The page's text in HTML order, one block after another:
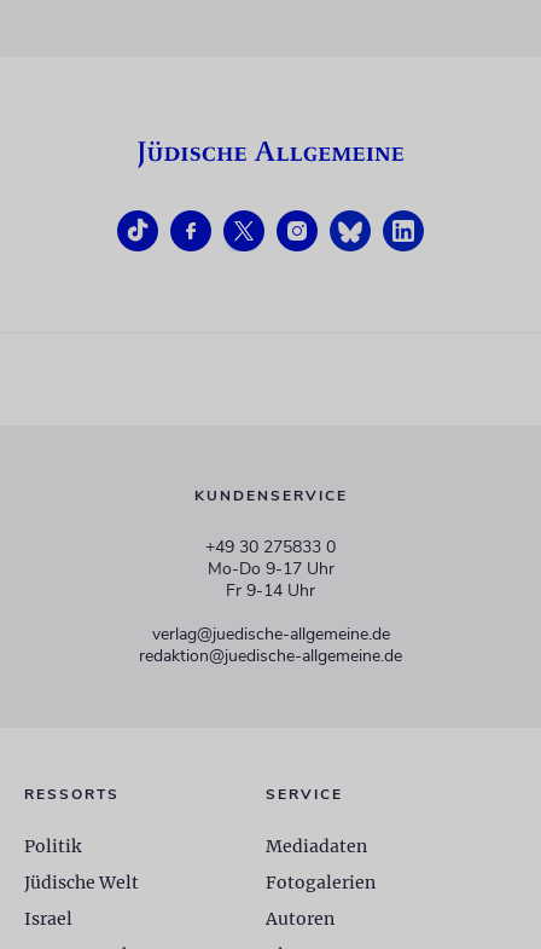
KUNDENSERVICE
+49 30 275833 0
Mo-Do 9-17 Uhr
Fr 9-14 Uhr
verlag@juedische-allgemeine.de
redaktion@juedische-allgemeine.de
RESSORTS
Politik
Jüdische Welt
Israel
SERVICE
Mediadaten
Fotogalerien
Autoren